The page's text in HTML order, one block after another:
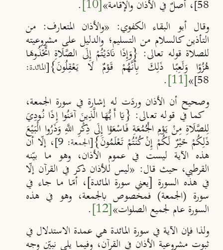
58] ، أصلٌ في الأذان والإقامة»[10]
.
وقال أبو البقاء الكفوي: «والأذان المتعارف: من
التأذين كالسلام من التسليم؛ والدليل على مشروعيته
للصلاة قوله تعالى: {وَإِذَا نَادَيْتُمْ إِلَى الصَّلَاةِ اتَّخَذُوهَا
هُزُوًا وَلَعِبًا ذَلِكَ بِأَنَّهُمْ قَوْمٌ لَا يَعْقِلُونَ}[المائدة:
58]
»
[11]
.
وصحيح أن الأذان وردَت له إشارة في سورة الجمعة،
كما في قوله تعالى: {يَا أَيُّهَا الَّذِينَ آمَنُوا إِذَا نُودِيَ
لِلصَّلَاةِ مِنْ يَوْمِ الْجُمُعَةِ فَاسْعَوْا إِلَى ذِكْرِ اللَّهِ وَذَرُوا الْبَيْعَ
ذَلِكُمْ خَيْرٌ لَكُمْ إِنْ كُنْتُمْ تَعْلَمُونَ}[الجمعة: 9] ، إلّا أن
هذه الآية ليست في عموم الأذان، وهو ما بيّنه
القرطبي، حيث قال: «ليس للأذان ذكر في القرآن إلّا
في هذه السورة [يعني سورة المائدة]، أمّا ما جاء في
سورة (الجمعة) فمخصوص بالجمعة، وهو في هذه
السورة عام لجميع الصلوات»[12]
.
ولذا فإن الآية في سورة المائدة هي عمدة الاستدلال في
ثبوت مشروعية الأذان في القرآن، وفيما يلي نبيِّن وجه